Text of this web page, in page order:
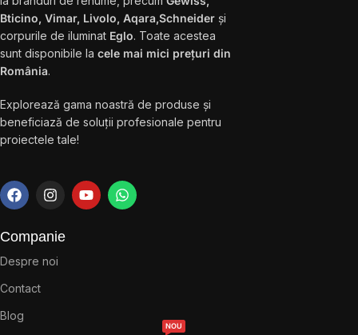
Bticino, Vimar, Livolo, Aqara,Schneider și
corpurile de iluminat Eglo. Toate acestea
sunt disponibile la cele mai mici prețuri din
România.
Explorează gama noastră de produse și
beneficiază de soluții profesionale pentru
proiectele tale!
Companie
Despre noi
Contact
Blog
NOU